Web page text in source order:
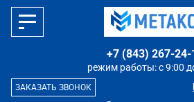
режим работы: с 9:00
+7 (843) 267-24-
ЗАКАЗАТЬ ЗВОНОК